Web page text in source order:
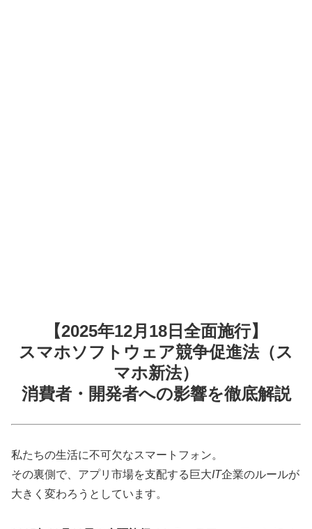
【2025年12月18日全面施行】
スマホソフトウェア競争促進法（ス
マホ新法）
消費者・開発者への影響を徹底解説
私たちの生活に不可欠なスマートフォン。
その裏側で、アプリ市場を支配する巨大IT企業のルールが
大きく変わろうとしています。